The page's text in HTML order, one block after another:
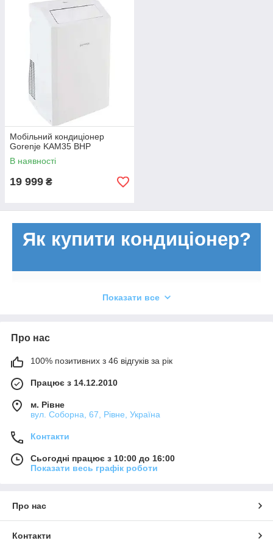
кондиціонерів?
Всі кондиціонери поділяються на такі типи:
віконні кондиціонери)
напівпромислові кондиціонери
стельові,канальні, мульти-зональні кондиціонери)
промислові кондиціонери
центральні кондиціонери)
оригінальний товар
офіційний дилер всіх представлених товарів на
території України. Серед нашого асортименту
Mitsubishi Electric, Daikin, Mitsubishi Heavy, Toshiba,
Leberg, Ballu, Zanussi, Electrolux і багато інших.
Мобільний кондиціонер
Gorenje KAM35 BHP
В наявності
19 999 ₴
Як купити кондиціонер?
Наш менеджер передзвонить і уточнить деталі
Показати все
Про нас
100% позитивних з 46 відгуків за рік
Працює з 14.12.2010
м. Рівне
вул. Соборна, 67, Рівне, Україна
Контакти
Сьогодні працює з 10:00 до 16:00
Показати весь графік роботи
Про нас
Контакти